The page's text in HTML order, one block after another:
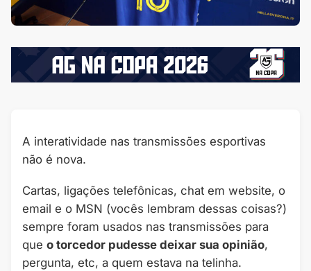
A interatividade nas transmissões esportivas
não é nova.
Cartas, ligações telefônicas, chat em website, o
email e o MSN (vocês lembram dessas coisas?)
sempre foram usados nas transmissões para
que o torcedor pudesse deixar sua opinião,
pergunta, etc, a quem estava na telinha.